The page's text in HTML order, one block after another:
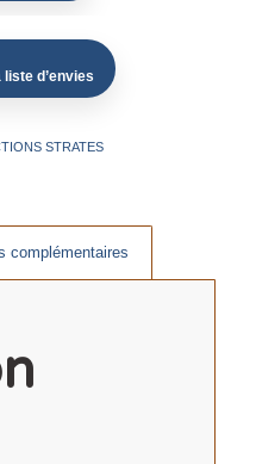
d’envies
STRATES
complémentaires